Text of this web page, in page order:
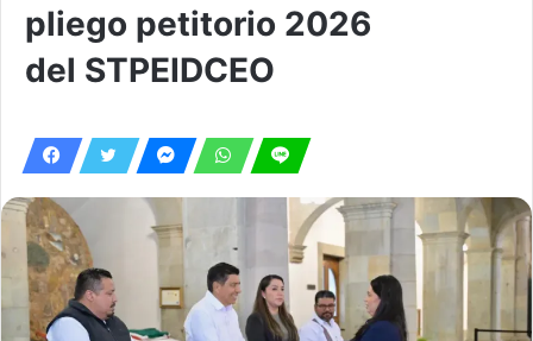
pliego petitorio 2026
del STPEIDCEO